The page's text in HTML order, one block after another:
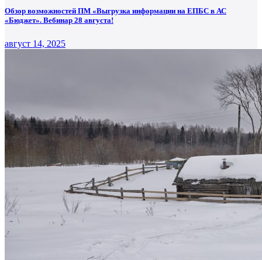
Обзор возможностей ПМ «Выгрузка информации на ЕПБС в АС
«Бюджет». Вебинар 28 августа!
август 14, 2025